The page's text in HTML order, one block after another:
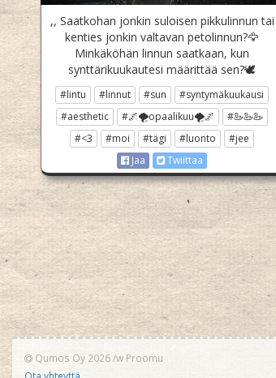
,, Saatkohan jonkin suloisen pikkulinnun tai
kenties jonkin valtavan petolinnun?🦅
Minkäköhän linnun saatkaan, kun
synttärikuukautesi määrittää sen?🕊
#lintu #linnut #sun
#syntymäkuukausi
#aesthetic
#🌌🌪opaalikuu🌪🌌
#🦢🦢🦢
#<3
#moi #tägi #luonto
#jee
Jaa
Twiittaa
Qumos Oy 2026/w Proomu